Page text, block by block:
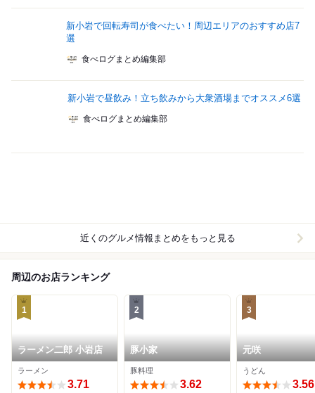
新小岩で回転寿司が食べたい！周辺エリアのおすすめ店7
選
食べログまとめ編集部
新小岩で昼飲み！立ち飲みから大衆酒場までオススメ6選
食べログまとめ編集部
近くのグルメ情報まとめをもっと見る
周辺のお店ランキング
1
ラーメン二郎 小岩店
ラーメン
3.71
2
豚小家
豚料理
3.62
3
元咲
うどん
3.56